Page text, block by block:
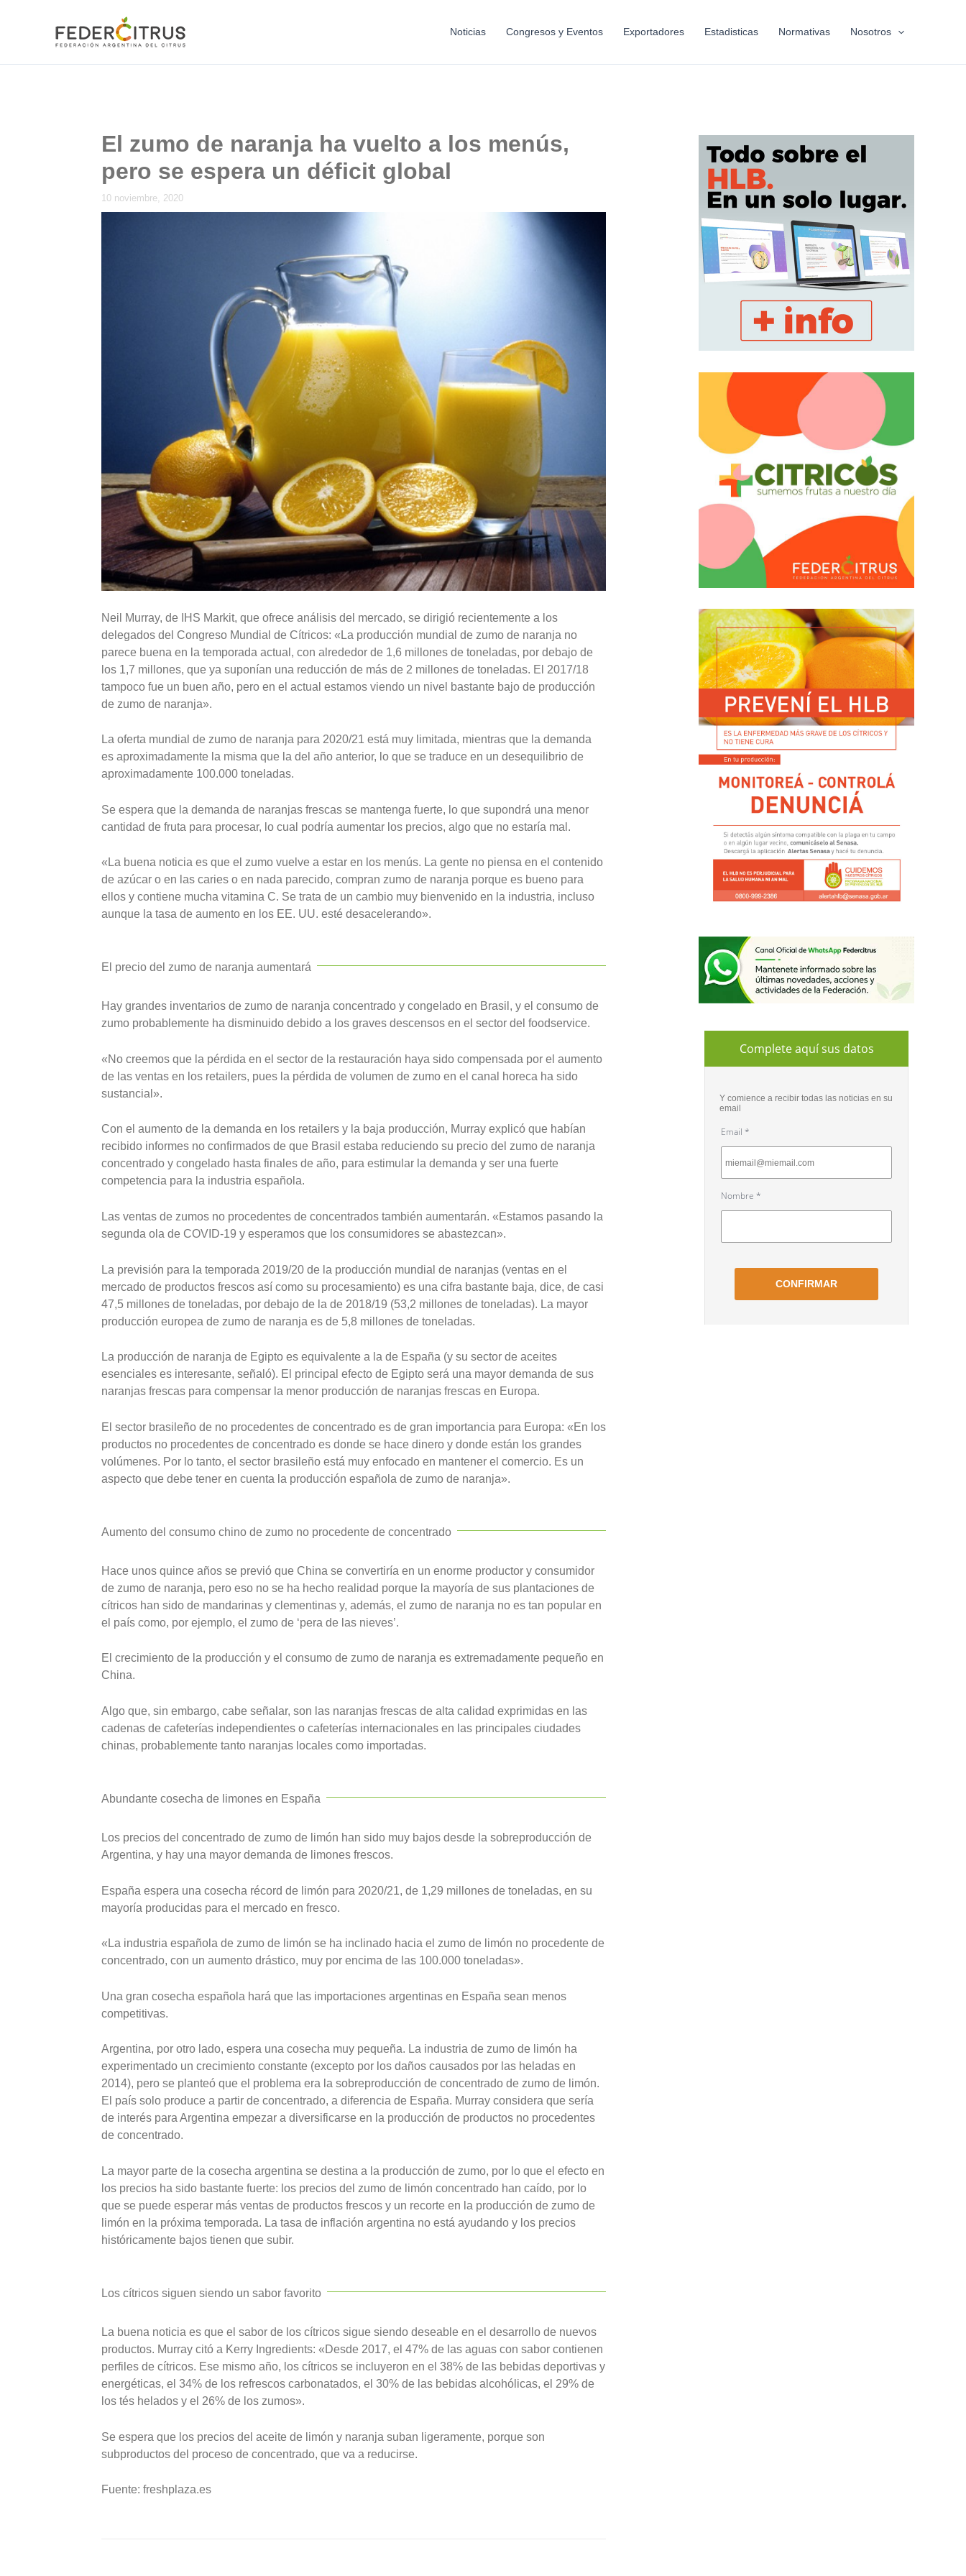
Noticias Congresos y Eventos Exportadores Estadisticas Normativas Nosotros
El zumo de naranja ha vuelto a los menús,
pero se espera un déficit global
10 noviembre, 2020
Neil Murray, de IHS Markit, que ofrece análisis del mercado, se dirigió recientemente a los
delegados del Congreso Mundial de Cítricos: «La producción mundial de zumo de naranja no
parece buena en la temporada actual, con alrededor de 1,6 millones de toneladas, por debajo de
los 1,7 millones, que ya suponían una reducción de más de 2 millones de toneladas. El 2017/18
tampoco fue un buen año, pero en el actual estamos viendo un nivel bastante bajo de producción
de zumo de naranja».
La oferta mundial de zumo de naranja para 2020/21 está muy limitada, mientras que la demanda
es aproximadamente la misma que la del año anterior, lo que se traduce en un desequilibrio de
aproximadamente 100.000 toneladas.
Se espera que la demanda de naranjas frescas se mantenga fuerte, lo que supondrá una menor
cantidad de fruta para procesar, lo cual podría aumentar los precios, algo que no estaría mal.
«La buena noticia es que el zumo vuelve a estar en los menús. La gente no piensa en el contenido
de azúcar o en las caries o en nada parecido, compran zumo de naranja porque es bueno para
ellos y contiene mucha vitamina C. Se trata de un cambio muy bienvenido en la industria, incluso
aunque la tasa de aumento en los EE. UU. esté desacelerando».
El precio del zumo de naranja aumentará
Hay grandes inventarios de zumo de naranja concentrado y congelado en Brasil, y el consumo de
zumo probablemente ha disminuido debido a los graves descensos en el sector del foodservice.
«No creemos que la pérdida en el sector de la restauración haya sido compensada por el aumento
de las ventas en los retailers, pues la pérdida de volumen de zumo en el canal horeca ha sido
sustancial».
Con el aumento de la demanda en los retailers y la baja producción, Murray explicó que habían
recibido informes no confirmados de que Brasil estaba reduciendo su precio del zumo de naranja
concentrado y congelado hasta finales de año, para estimular la demanda y ser una fuerte
competencia para la industria española.
Las ventas de zumos no procedentes de concentrados también aumentarán. «Estamos pasando la
segunda ola de COVID-19 y esperamos que los consumidores se abastezcan».
La previsión para la temporada 2019/20 de la producción mundial de naranjas (ventas en el
mercado de productos frescos así como su procesamiento) es una cifra bastante baja, dice, de casi
47,5 millones de toneladas, por debajo de la de 2018/19 (53,2 millones de toneladas). La mayor
producción europea de zumo de naranja es de 5,8 millones de toneladas.
La producción de naranja de Egipto es equivalente a la de España (y su sector de aceites
esenciales es interesante, señaló). El principal efecto de Egipto será una mayor demanda de sus
naranjas frescas para compensar la menor producción de naranjas frescas en Europa.
El sector brasileño de no procedentes de concentrado es de gran importancia para Europa: «En los
productos no procedentes de concentrado es donde se hace dinero y donde están los grandes
volúmenes. Por lo tanto, el sector brasileño está muy enfocado en mantener el comercio. Es un
aspecto que debe tener en cuenta la producción española de zumo de naranja».
Aumento del consumo chino de zumo no procedente de concentrado
Hace unos quince años se previó que China se convertiría en un enorme productor y consumidor
de zumo de naranja, pero eso no se ha hecho realidad porque la mayoría de sus plantaciones de
cítricos han sido de mandarinas y clementinas y, además, el zumo de naranja no es tan popular en
el país como, por ejemplo, el zumo de ‘pera de las nieves’.
El crecimiento de la producción y el consumo de zumo de naranja es extremadamente pequeño en
China.
Algo que, sin embargo, cabe señalar, son las naranjas frescas de alta calidad exprimidas en las
cadenas de cafeterías independientes o cafeterías internacionales en las principales ciudades
chinas, probablemente tanto naranjas locales como importadas.
Abundante cosecha de limones en España
Los precios del concentrado de zumo de limón han sido muy bajos desde la sobreproducción de
Argentina, y hay una mayor demanda de limones frescos.
España espera una cosecha récord de limón para 2020/21, de 1,29 millones de toneladas, en su
mayoría producidas para el mercado en fresco.
«La industria española de zumo de limón se ha inclinado hacia el zumo de limón no procedente de
concentrado, con un aumento drástico, muy por encima de las 100.000 toneladas».
Una gran cosecha española hará que las importaciones argentinas en España sean menos
competitivas.
Argentina, por otro lado, espera una cosecha muy pequeña. La industria de zumo de limón ha
experimentado un crecimiento constante (excepto por los daños causados por las heladas en
2014), pero se planteó que el problema era la sobreproducción de concentrado de zumo de limón.
El país solo produce a partir de concentrado, a diferencia de España. Murray considera que sería
de interés para Argentina empezar a diversificarse en la producción de productos no procedentes
de concentrado.
La mayor parte de la cosecha argentina se destina a la producción de zumo, por lo que el efecto en
los precios ha sido bastante fuerte: los precios del zumo de limón concentrado han caído, por lo
que se puede esperar más ventas de productos frescos y un recorte en la producción de zumo de
limón en la próxima temporada. La tasa de inflación argentina no está ayudando y los precios
históricamente bajos tienen que subir.
Los cítricos siguen siendo un sabor favorito
La buena noticia es que el sabor de los cítricos sigue siendo deseable en el desarrollo de nuevos
productos. Murray citó a Kerry Ingredients: «Desde 2017, el 47% de las aguas con sabor contienen
perfiles de cítricos. Ese mismo año, los cítricos se incluyeron en el 38% de las bebidas deportivas y
energéticas, el 34% de los refrescos carbonatados, el 30% de las bebidas alcohólicas, el 29% de
los tés helados y el 26% de los zumos».
Se espera que los precios del aceite de limón y naranja suban ligeramente, porque son
subproductos del proceso de concentrado, que va a reducirse.
Fuente: freshplaza.es